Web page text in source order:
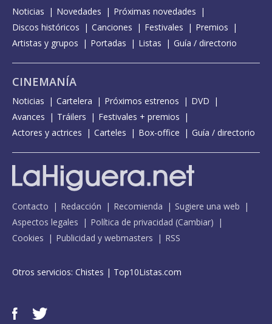
Noticias Novedades
Próximas novedades
Discos históricos
Canciones Festivales
Premios
Artistas y grupos
Portadas Listas Guía / directorio
CINEMANÍA
Noticias Cartelera Próximos estrenos
DVD
Avances
Tráilers
Festivales + premios
Actores y actrices
Carteles Box-office Guía / directorio
Contacto Redacción Recomienda
Sugiere una web
Aspectos legales
Política de privacidad (Cambiar)
Cookies
Publicidad y webmasters RSS
Otros servicios: Chistes | Top10Listas.com